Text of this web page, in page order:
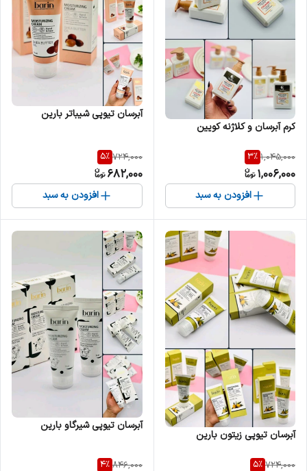
کرم آبرسان و کلاژنه کویین
1,045,000
3%
1,006,000
افزودن به سبد
آبرسان تیوپی شیباتر بارین
724,000
5%
682,000
افزودن به سبد
آبرسان تیوپی زیتون بارین
724,000
5%
آبرسان تیوپی شیرگاو بارین
846,000
4%